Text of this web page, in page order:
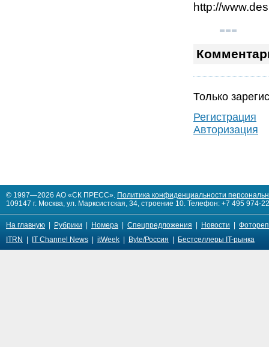
http://
Только
Регистрация
Авторизация
© 1997—2026 АО «СК ПРЕСС». Политика конфиденциальности
109147 г. Москва, ул. Марксистская, 34, строение 10. Телефон: +7 495 974-
На главную Рубрики Номера Спецпредложения Новости
ITRN
IT Channel News itWeek Byte/Россия Бестселлеры IT-рынка